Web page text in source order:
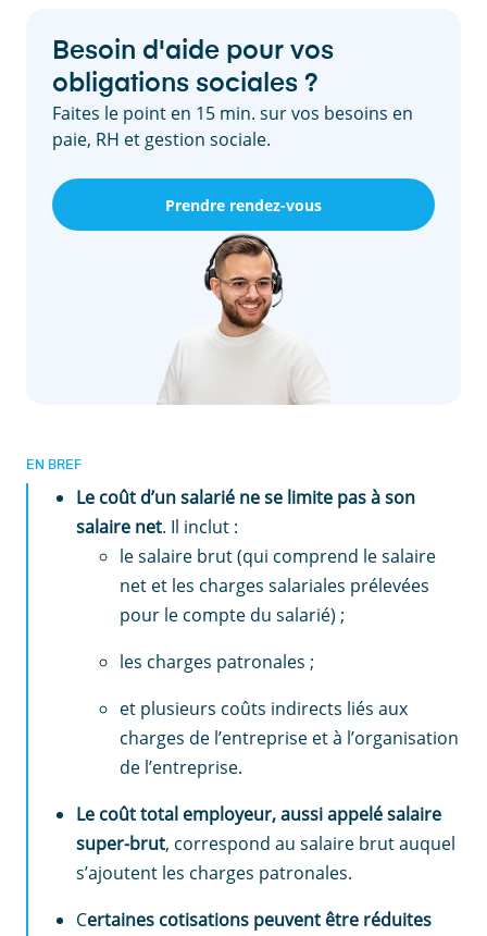
Besoin d'aide pour vos
obligations sociales ?
Faites le point en 15 min. sur vos besoins en
paie, RH et gestion sociale.
Prendre rendez-vous
EN BREF
Le coût d’un salarié ne se limite pas à son
salaire net. Il inclut :
le salaire brut (qui comprend le salaire
net et les charges salariales prélevées
pour le compte du salarié) ;
les charges patronales ;
et plusieurs coûts indirects liés aux
charges de l’entreprise et à l’organisation
de l’entreprise.
Le coût total employeur, aussi appelé salaire
super-brut, correspond au salaire brut auquel
s’ajoutent les charges patronales.
Certaines cotisations peuvent être réduites